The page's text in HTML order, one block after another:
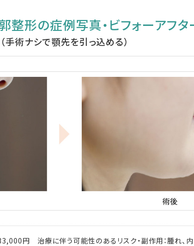
整形の症例写真・ビフォーアフタ
（手術ナシで顎先を引っ込める）
円 治療に伴う可能性のあるリスク・副作用：腫れ、